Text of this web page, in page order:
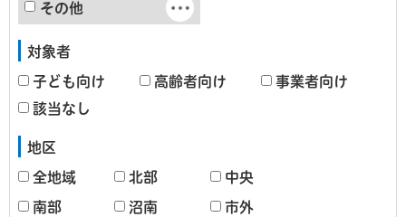
その他
対象者
子ども向け 高齢者向け
事業者向け
該当なし
地区
全地域 北部 中央
南部 沼南 市外